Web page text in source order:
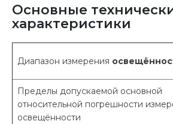
Основные
характеристики
Диапазон измерения
Пределы допускаемой основной
относительной погрешности
освещённости